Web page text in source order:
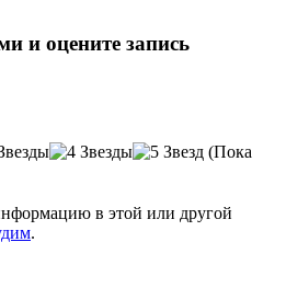
и оцените запись
(Пока
в этой или другой
.